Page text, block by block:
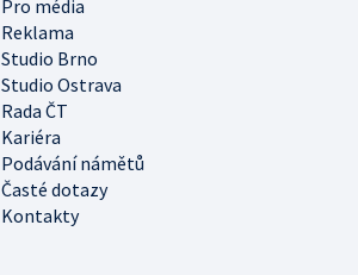
Pro média
Reklama
Studio Brno
Studio Ostrava
Rada ČT
Kariéra
Podávání námětů
Časté dotazy
Kontakty